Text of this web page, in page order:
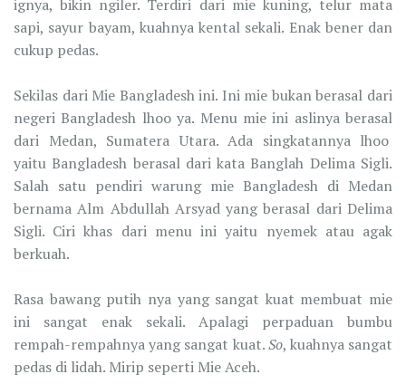
ignya, bikin ngiler. Terdiri dari mie kuning, telur mata
sapi, sayur bayam, kuahnya kental sekali. Enak bener dan
cukup pedas.
Sekilas dari Mie Bangladesh ini. Ini mie bukan berasal dari
negeri Bangladesh lhoo ya. Menu mie ini aslinya berasal
dari Medan, Sumatera Utara. Ada singkatannya lhoo
yaitu Bangladesh berasal dari kata Banglah Delima Sigli.
Salah satu pendiri warung mie Bangladesh di Medan
bernama Alm Abdullah Arsyad yang berasal dari Delima
Sigli. Ciri khas dari menu ini yaitu nyemek atau agak
berkuah.
Rasa bawang putih nya yang sangat kuat membuat mie
ini sangat enak sekali. Apalagi perpaduan bumbu
rempah-rempahnya yang sangat kuat.So, kuahnya sangat
pedas di lidah. Mirip seperti Mie Aceh.